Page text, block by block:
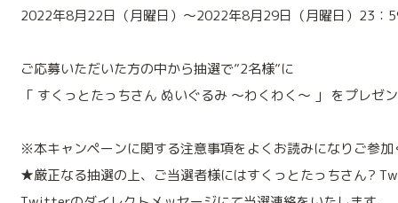
2022年8月22日（月曜日）～2022年8月29日（月曜日）23：
ご応募いただいた方の中から抽選で”2名様”に
「 すくっとたっちさん ぬいぐるみ ～わくわく～ 」 をプレゼ
※本キャンペーンに関する注意事項をよくお読みになりご参加
★厳正なる抽選の上、ご当選者様にはすくっとたっちさん?